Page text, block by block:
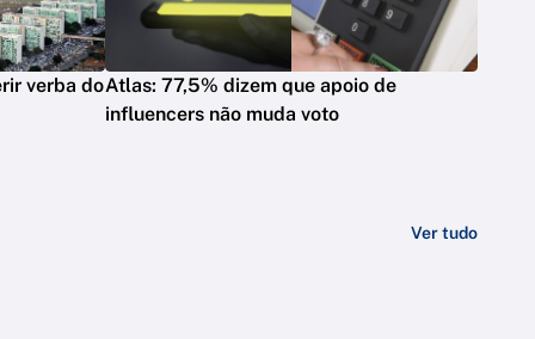
verba doAtlas: 77,5% dizem que apoio de
influencers não muda voto
Ver tudo